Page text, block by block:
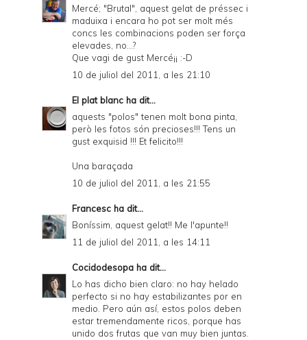
Mercé; "Brutal", aquest gelat de préssec i
maduixa i encara ho pot ser molt més
concs les combinacions poden ser força
elevades, no...?
Que vagi de gust Mercé¡¡ :-D
10 de juliol del 2011, a les 21:10
El plat blanc ha dit...
aquests "polos" tenen molt bona pinta,
però les fotos són precioses!!! Tens un
gust exquisid !!! Et felicito!!!
Una baraçada
10 de juliol del 2011, a les 21:55
Francesc ha dit...
Boníssim, aquest gelat!! Me l'apunte!!
11 de juliol del 2011, a les 14:11
Cocidodesopa ha dit...
Lo has dicho bien claro: no hay helado
perfecto si no hay estabilizantes por en
medio. Pero aún así, estos polos deben
estar tremendamente ricos, porque has
unido dos frutas que van muy bien juntas.